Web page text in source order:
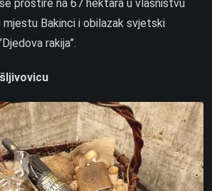
prostire na 67 hektara u vlasništvu
Bakinci i obilazak svjetski
rakija”.